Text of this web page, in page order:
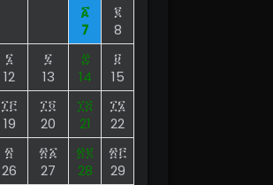
፩
7
፪
8
፮
12
፯
13
፰
14
፱
15
፲፫
19
፲፬
20
፲፭
21
፲፮
22
፳
26
፳፩
27
፳፪
28
፳፫
29